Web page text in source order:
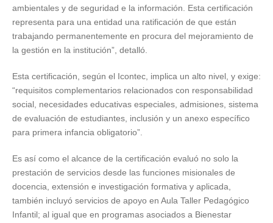
ambientales y de seguridad e la información. Esta certificación
representa para una entidad una ratificación de que están
trabajando permanentemente en procura del mejoramiento de
la gestión en la institución”, detalló.
Esta certificación, según el Icontec, implica un alto nivel, y exige:
“requisitos complementarios relacionados con responsabilidad
social, necesidades educativas especiales, admisiones, sistema
de evaluación de estudiantes, inclusión y un anexo específico
para primera infancia obligatorio”.
Es así como el alcance de la certificación evaluó no solo la
prestación de servicios desde las funciones misionales de
docencia, extensión e investigación formativa y aplicada,
también incluyó servicios de apoyo en Aula Taller Pedagógico
Infantil; al igual que en programas asociados a Bienestar